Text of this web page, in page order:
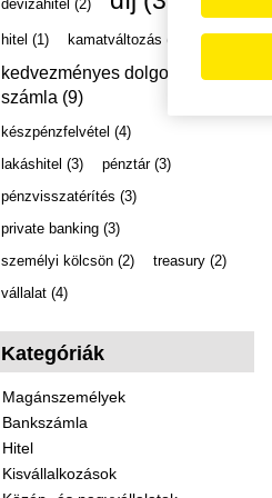
devizahitel (2)
hitel (1) kamatváltozás (2)
kedvezményes dolgozói
számla (9)
készpénzfelvétel (4)
lakáshitel (3) pénztár (3)
pénzvisszatérítés (3)
private banking (3)
személyi kölcsön (2) treasury (2)
vállalat (4)
Kategóriák
Magánszemélyek
Bankszámla
Hitel
Kisvállalkozások